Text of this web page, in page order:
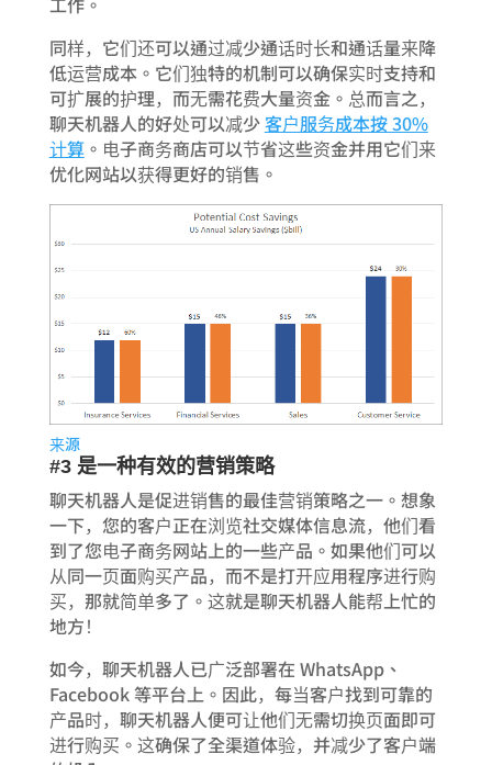
同样，它们还可以通过减少通话时长和通话量来降
低运营成本。它们独特的机制可以确保实时支持和
可扩展的护理，而无需花费大量资金。总而言之，
聊天机器人的好处可以减少客户服务成本按 30%
计算。电子商务商店可以节省这些资金并用它们来
优化网站以获得更好的销售。
来源
#3 是一种有效的营销策略
聊天机器人是促进销售的最佳营销策略之一。想象
一下，您的客户正在浏览社交媒体信息流，他们看
到了您电子商务网站上的一些产品。如果他们可以
从同一页面购买产品，而不是打开应用程序进行购
买，那就简单多了。这就是聊天机器人能帮上忙的
地方！
如今，聊天机器人已广泛部署在 WhatsApp、
Facebook 等平台上。因此，每当客户找到可靠的
产品时，聊天机器人便可让他们无需切换页面即可
进行购买。这确保了全渠道体验，并减少了客户端